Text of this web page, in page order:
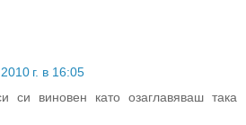
г. в 16:05
си виновен като озаглавяваш така